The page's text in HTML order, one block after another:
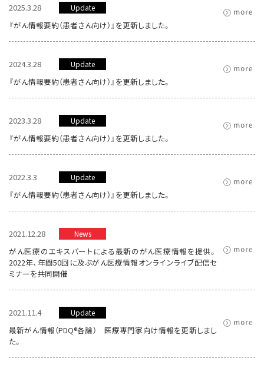
2025.3.28 Update
『がん情報要約（患者さん向け）』を更新しました。
2024.3.28 Update
『がん情報要約（患者さん向け）』を更新しました。
2023.3.28 Update
『がん情報要約（患者さん向け）』を更新しました。
2022.3.3 Update
『がん情報要約（患者さん向け）』を更新しました。
2021.12.28 News
がん医療のエキスパートによる最新のがん医療情報を提供。
2022年、年間50回に及ぶがん医療情報オンラインライブ配信セ
ミナーを共同開催
2021.11.4 Update
最新がん情報（PDQ®各論） 医療専門家向け情報を更新しまし
た。